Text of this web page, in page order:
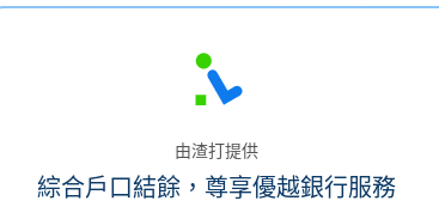
由渣打提供
綜合戶口結餘，尊享優越銀行服務